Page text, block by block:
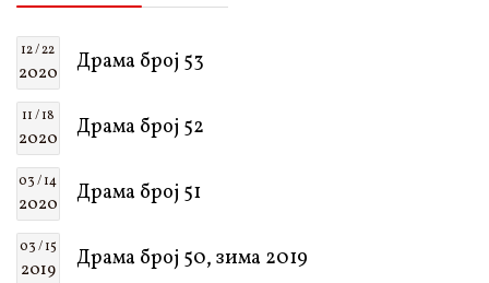
12 / 22
2020 Драма број 53
11 / 18
2020 Драма број 52
03 / 14
2020 Драма број 51
03 / 15
2019 Драма број 50, зима 2019